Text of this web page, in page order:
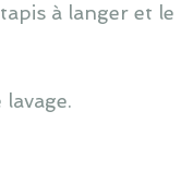
à langer et le